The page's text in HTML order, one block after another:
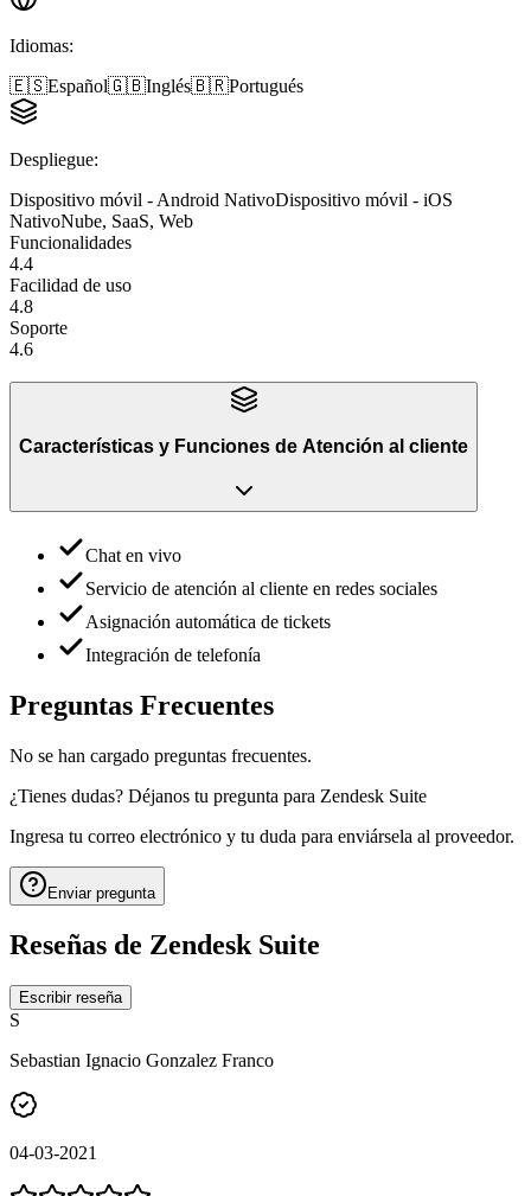
Idiomas:
🇪🇸Español🇬🇧Inglés🇧🇷Portugués
Despliegue:
Dispositivo móvil - Android NativoDispositivo móvil - iOS
NativoNube, SaaS, Web
Funcionalidades
4.4
Facilidad de uso
4.8
Soporte
4.6
Características y Funciones de Atención al cliente
Chat en vivo
Servicio de atención al cliente en redes sociales
Asignación automática de tickets
Integración de telefonía
Preguntas Frecuentes
No se han cargado preguntas frecuentes.
¿Tienes dudas? Déjanos tu pregunta para Zendesk Suite
Ingresa tu correo electrónico y tu duda para enviársela al proveedor.
Enviar pregunta
Reseñas de Zendesk Suite
Escribir reseña
S
Sebastian Ignacio Gonzalez Franco
04-03-2021